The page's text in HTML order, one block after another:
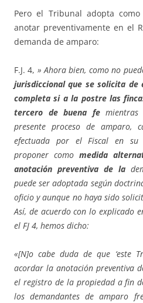
Pero el Tribunal adopta
anotar preventivamente en el
demanda de amparo:
F.J. 4, » Ahora bien, como no
jurisdiccional que se solicita de
completa si a la postre las
tercero de buena femientras
presente proceso de amparo,
efectuada por el Fiscal en su
proponer comomedida
anotación preventiva de la
puede ser adoptada según
oficio y aunque no haya sido
Así, de acuerdo con lo explicado
el FJ 4, hemos dicho:
«[N]o cabe duda de que ‘este
acordar la anotación preventiva
el registro de la propiedad a fin
los demandantes de amparo